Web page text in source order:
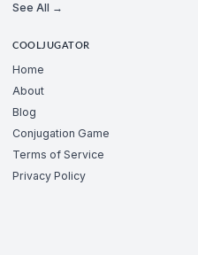
See All →
COOLJUGATOR
Home
About
Blog
Conjugation Game
Terms of Service
Privacy Policy